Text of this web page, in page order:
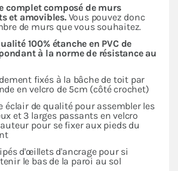
complet composé de murs
et amovibles. Vous pouvez donc
de murs que vous souhaitez.
100% étanche en PVC de
à la norme de résistance au
fixés à la bâche de toit par
en velcro de 5cm (côté crochet)
éclair de qualité pour assembler les
et 3 larges passants en velcro
pour se fixer aux pieds du
d'œillets d'ancrage pour si
le bas de la paroi au sol